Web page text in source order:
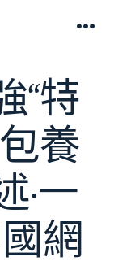
“特
養
·一
網